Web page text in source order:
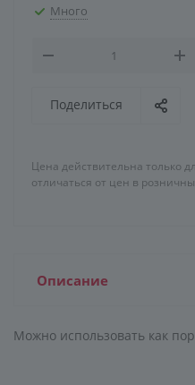
Много
Поделиться
Цена действительна только
отличаться от цен в
Описание
Можно использовать как